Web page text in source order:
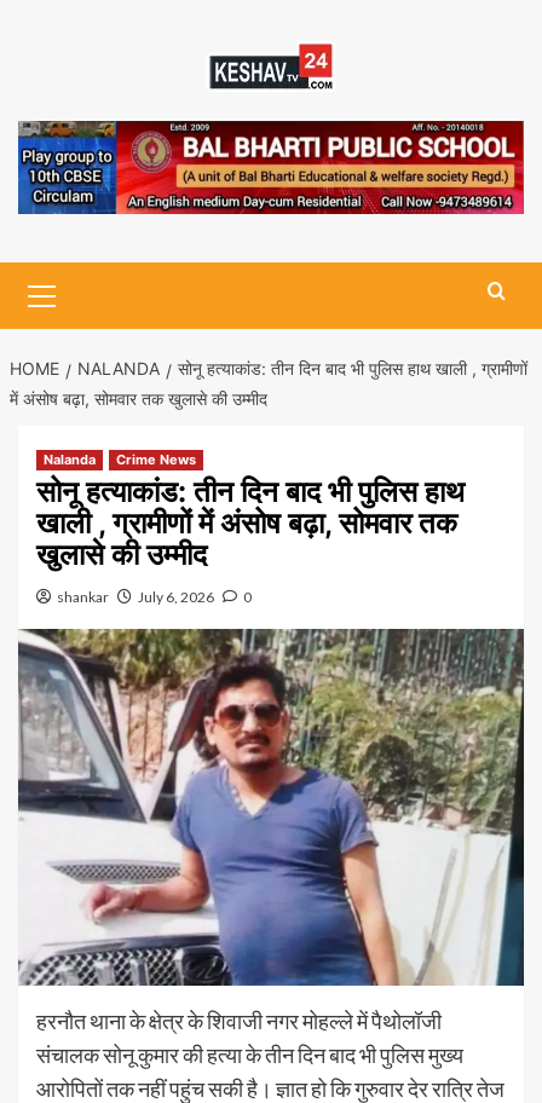
Menu
HOME NALANDA
सोनू हत्याकांड: तीन दिन बाद भी पुलिस हाथ खाली , ग्रामीणों
में अंसोष बढ़ा, सोमवार तक खुलासे की उम्मीद
Nalanda Crime News
सोनू हत्याकांड: तीन दिन बाद भी पुलिस हाथ
खाली , ग्रामीणों में अंसोष बढ़ा, सोमवार तक
खुलासे की उम्मीद
shankar July 6, 2026 0
हरनौत थाना के क्षेत्र के शिवाजी नगर मोहल्ले में पैथोलॉजी
संचालक सोनू कुमार की हत्या के तीन दिन बाद भी पुलिस मुख्य
आरोपितों तक नहीं पहुंच सकी है। ज्ञात हो कि गुरुवार देर रात्रि तेज